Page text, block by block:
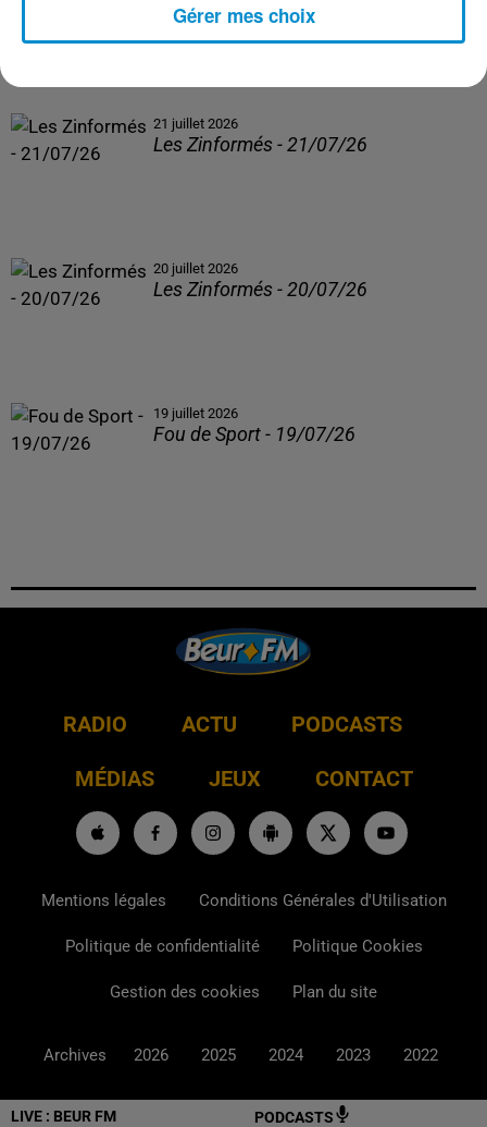
LIVE : BEUR FM PODCASTS
21 juillet 2026
Les Zinformés - 21/07/26
20 juillet 2026
Les Zinformés - 20/07/26
19 juillet 2026
Fou de Sport - 19/07/26
RADIO ACTU PODCASTS
MÉDIAS JEUX CONTACT
Mentions légales Conditions Générales d'Utilisation
Politique de confidentialité Politique Cookies
Gestion des cookies Plan du site
Archives 2026 2025 2024 2023 2022
Gérer mes choix